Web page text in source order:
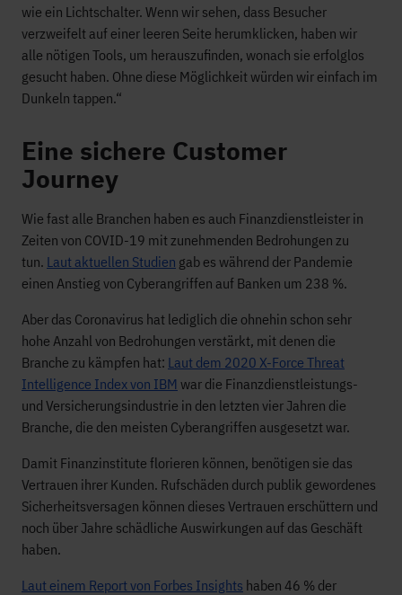
wie ein Lichtschalter. Wenn wir sehen, dass Besucher
verzweifelt auf einer leeren Seite herumklicken, haben wir
alle nötigen Tools, um herauszufinden, wonach sie erfolglos
gesucht haben. Ohne diese Möglichkeit würden wir einfach im
Dunkeln tappen.“
Eine sichere Customer
Journey
Wie fast alle Branchen haben es auch Finanzdienstleister in
Zeiten von COVID-19 mit zunehmenden Bedrohungen zu
tun. Laut aktuellen Studien gab es während der Pandemie
einen Anstieg von Cyberangriffen auf Banken um 238 %.
Aber das Coronavirus hat lediglich die ohnehin schon sehr
hohe Anzahl von Bedrohungen verstärkt, mit denen die
Branche zu kämpfen hat: Laut dem 2020 X-Force Threat
Intelligence Index von IBM war die Finanzdienstleistungs-
und Versicherungsindustrie in den letzten vier Jahren die
Branche, die den meisten Cyberangriffen ausgesetzt war.
Damit Finanzinstitute florieren können, benötigen sie das
Vertrauen ihrer Kunden. Rufschäden durch publik gewordenes
Sicherheitsversagen können dieses Vertrauen erschüttern und
noch über Jahre schädliche Auswirkungen auf das Geschäft
haben.
Laut einem Report von Forbes Insights haben 46 % der